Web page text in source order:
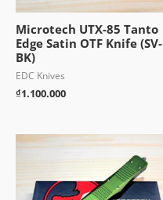
Microtech UTX-85 Tanto
Edge Satin OTF Knife (SV-
BK)
EDC Knives
₫1.100.000